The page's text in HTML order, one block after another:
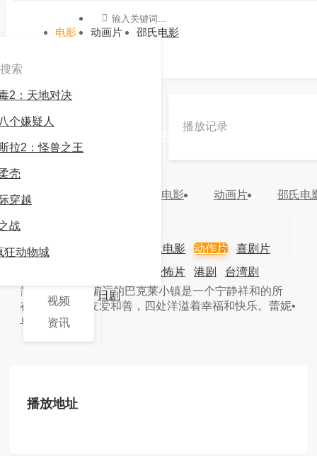
电影 动画片 邵氏电影
播放记录
电影 动画片 邵氏电
邵氏电影 动作片
喜剧片
恐怖片 港剧
台湾剧
韩剧
日剧
视频
资讯
索
2：天地对决
个嫌疑人
拉2：怪兽之王
壳
穿越
战
动物城
站登录
分类：
更新：
主演：
简介：
简介：偏远的巴克莱小镇是一个宁静祥和的所
在，当地居民友爱和善，四处洋溢着幸福和快乐。蕾妮•
卓别林（feli...
播放地址